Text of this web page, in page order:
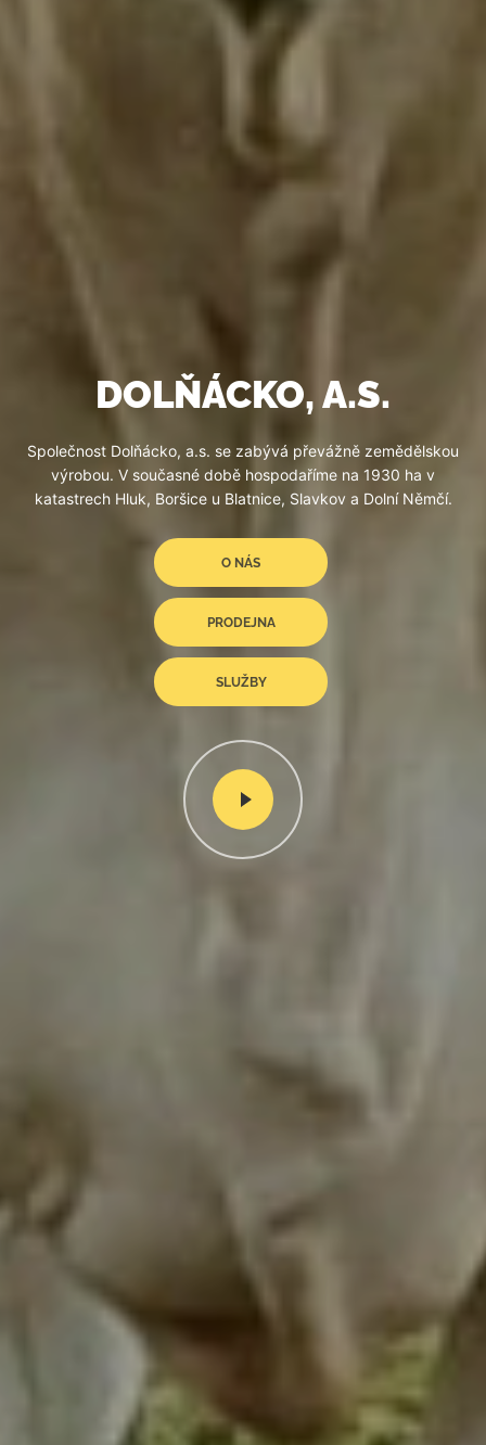
DOLŇÁCKO, A.S.
Společnost Dolňácko, a.s. se zabývá převážně zemědělskou
výrobou. V současné době hospodaříme na 1930 ha v
katastrech Hluk, Boršice u Blatnice, Slavkov a Dolní Němčí.
O NÁS
PRODEJNA
SLUŽBY